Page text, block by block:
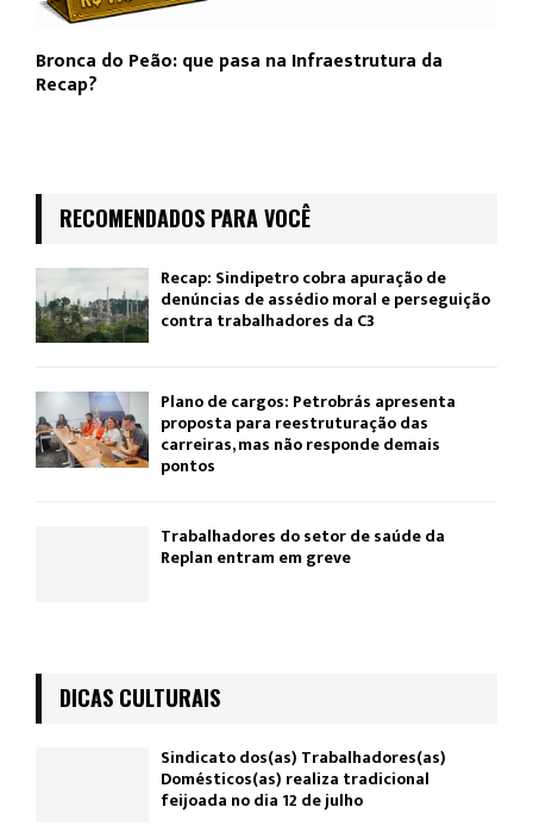
Bronca do Peão: que pasa na Infraestrutura da
Recap?
RECOMENDADOS PARA VOCÊ
Recap: Sindipetro cobra apuração de
denúncias de assédio moral e perseguição
contra trabalhadores da C3
Plano de cargos: Petrobrás apresenta
proposta para reestruturação das
carreiras, mas não responde demais
pontos
Trabalhadores do setor de saúde da
Replan entram em greve
DICAS CULTURAIS
Sindicato dos(as) Trabalhadores(as)
Domésticos(as) realiza tradicional
feijoada no dia 12 de julho